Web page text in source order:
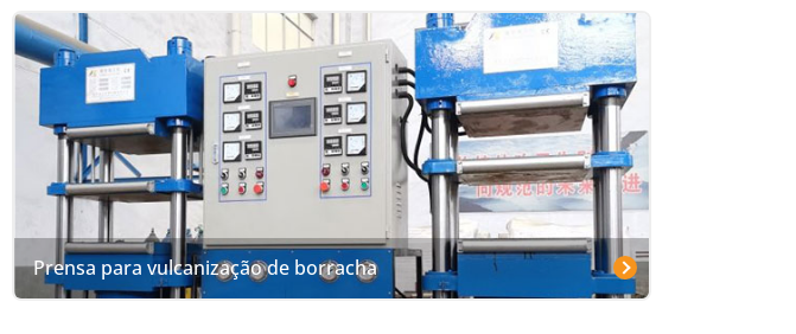
Prensa para vulcanização de borracha